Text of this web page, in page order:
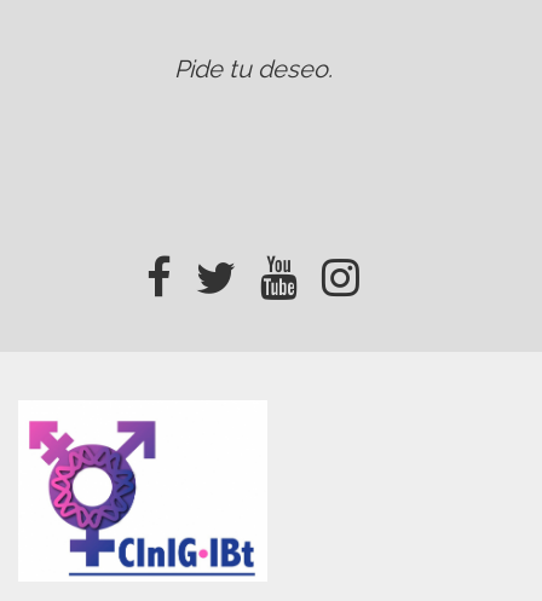
Pide tu deseo.